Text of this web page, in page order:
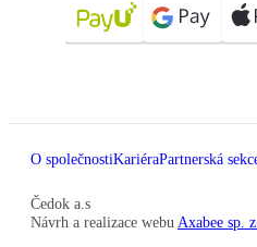
O společnostiKariéraPartnerská
Čedok a.s
Návrh a realizace webu Axabee sp.